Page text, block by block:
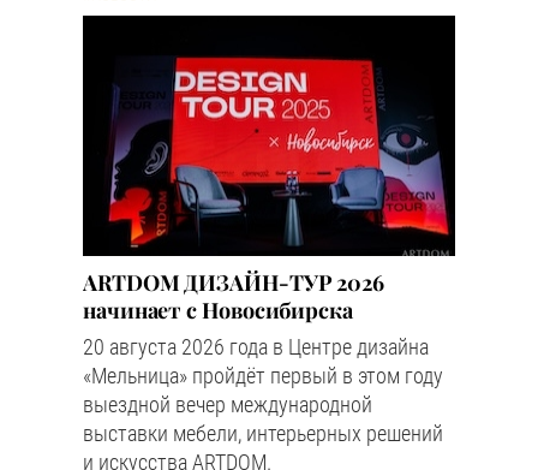
ARTDOM ДИЗАЙН-ТУР 2026
начинает с Новосибирска
20 августа 2026 года в Центре дизайна
«Мельница» пройдёт первый в этом году
выездной вечер международной
выставки мебели, интерьерных решений
и искусства ARTDOM.